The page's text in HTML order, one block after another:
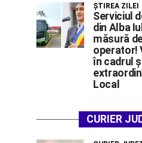
ŞTIREA ZILEI
Serviciul
din Alba
măsură
operator!
în cadrul
Local
CURIER